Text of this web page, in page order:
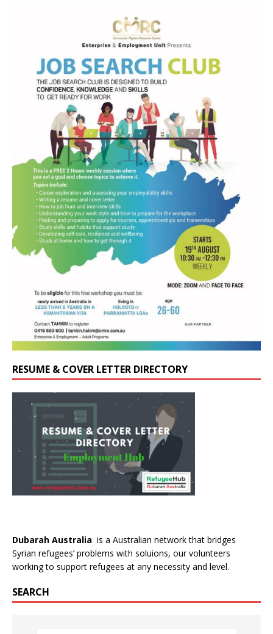
RESUME & COVER LETTER DIRECTORY
Dubarah Australia is a Australian network that bridges
Syrian refugees’ problems with soluions, our volunteers
working to support refugees at any necessity and level.
SEARCH